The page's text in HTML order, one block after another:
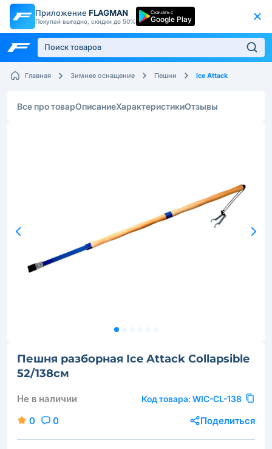
Приложение FLAGMAN
Покупай выгодно, скидки до 50%
Скачать с
Google Play
Главная Зимнее оснащение Пешни Ice Attack
Все про товарОписаниеХарактеристикиОтзывы
Пешня разборная Ice Attack Collapsible
52/138см
Не в наличии Код товара: WIC-CL-138
0 0 Поделиться